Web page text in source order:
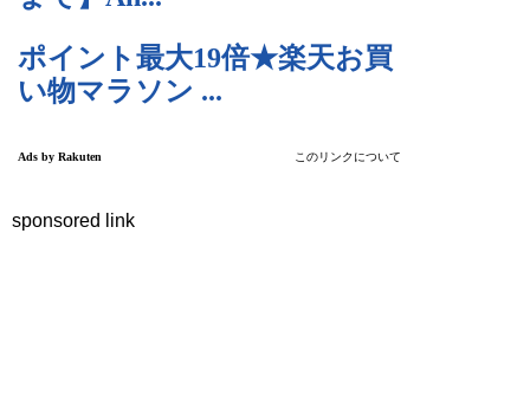
sponsored link